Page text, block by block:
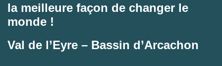
la meilleure façon de changer le
monde !
Val de l’Eyre – Bassin d’Arcachon